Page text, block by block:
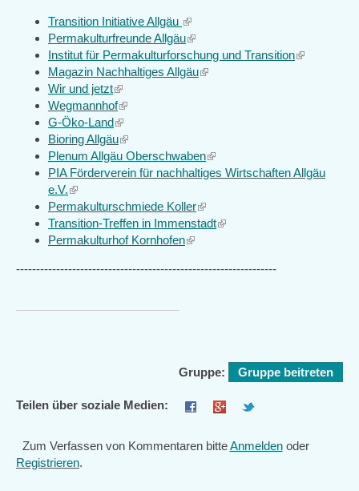
Transition Initiative Allgäu (link
is
external)
Permakulturfreunde Allgäu(link
is
external)
Institut für Permakulturforschung und Transition(link
Magazin Nachhaltiges Allgäu(link
Wir und jetzt(link
is
external)
Wegmannhof(link
is
external)
G-Öko-Land(link
is
external)
Bioring Allgäu(link
is
external)
Plenum Allgäu Oberschwaben(link
is
PIA Förderverein für nachhaltiges Wirtschaften Allgäu
e.V.(link
is
external)
Permakulturschmiede Koller(link
is
Transition-Treffen in Immenstadt(link
Permakulturhof Kornhofen(link
external)
-----------------------------------------------------------------
Gruppe: Gruppe beitreten
Teilen über soziale Medien:
Zum Verfassen von Kommentaren bitteAnmeldenoder
Registrieren.